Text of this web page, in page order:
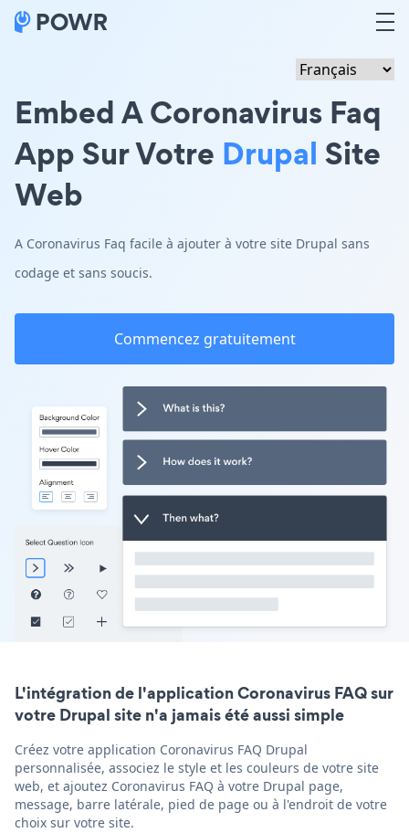
Embed A Coronavirus Faq
App Sur Votre Drupal Site
Web
A Coronavirus Faq facile à ajouter à votre site Drupal sans
codage et sans soucis.
Commencez gratuitement
L'intégration de l'application Coronavirus FAQ sur
votre Drupal site n'a jamais été aussi simple
Créez votre application Coronavirus FAQ Drupal
personnalisée, associez le style et les couleurs de votre site
web, et ajoutez Coronavirus FAQ à votre Drupal page,
message, barre latérale, pied de page ou à l'endroit de votre
choix sur votre site.